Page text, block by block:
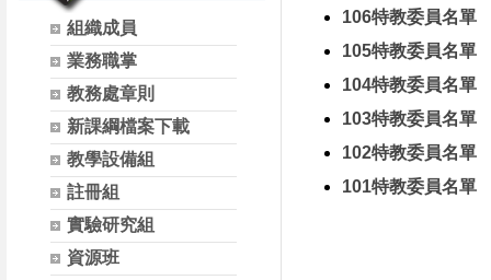
組織成員
業務職掌
教務處章則
新課綱檔案下載
教學設備組
註冊組
實驗研究組
資源班
106特教委員名單
105特教委員名單
104特教委員名單
103特教委員名單
102特教委員名單
101特教委員名單